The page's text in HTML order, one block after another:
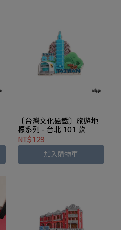
〔台灣文化磁鐵〕旅遊地
標系列 - 台北 101 款
NT$129
加入購物車